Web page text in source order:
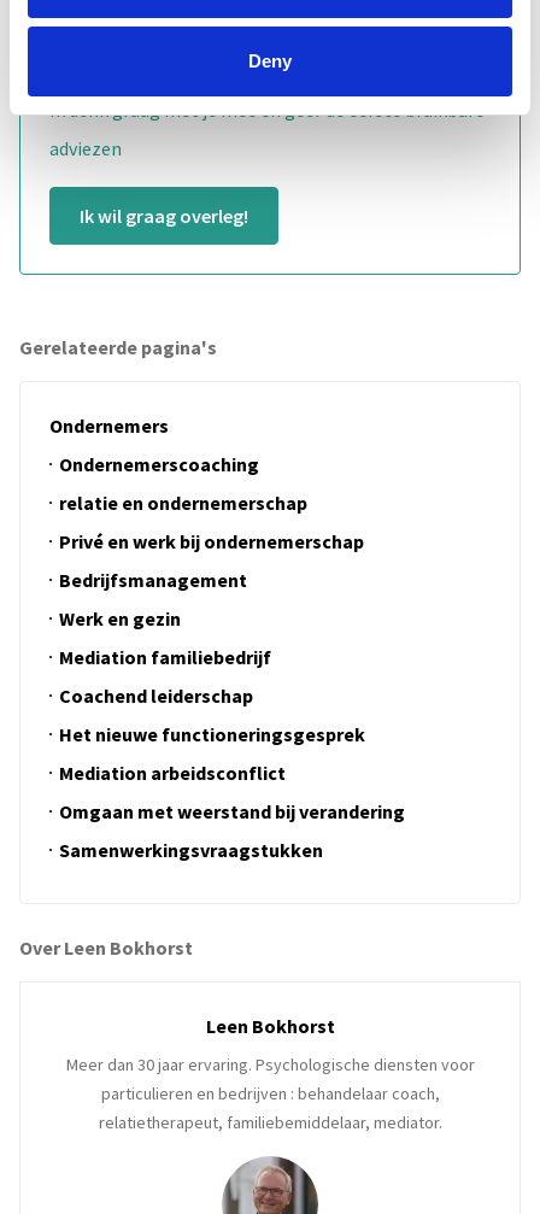
Deny
Ik denk graag met je mee en geef de eerste bruikbare
adviezen
Ik wil graag overleg!
Gerelateerde pagina's
Ondernemers
Ondernemerscoaching
relatie en ondernemerschap
Privé en werk bij ondernemerschap
Bedrijfsmanagement
Werk en gezin
Mediation familiebedrijf
Coachend leiderschap
Het nieuwe functioneringsgesprek
Mediation arbeidsconflict
Omgaan met weerstand bij verandering
Samenwerkingsvraagstukken
Over Leen Bokhorst
Leen Bokhorst
Meer dan 30 jaar ervaring. Psychologische diensten voor
particulieren en bedrijven : behandelaar coach,
relatietherapeut, familiebemiddelaar, mediator.